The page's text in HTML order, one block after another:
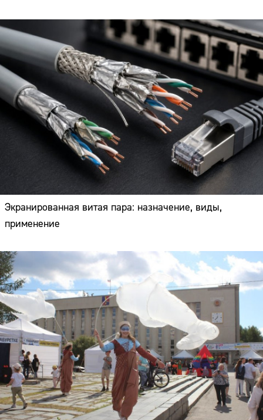
Экранированная витая пара: назначение, виды,
применение